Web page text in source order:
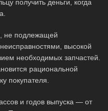
получить деньги, когда
не подлежащей
высокой
необходимых запчастей.
рациональной
покупателя.
и годов выпуска — от